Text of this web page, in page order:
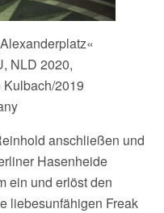
NLD 2020,
2019
anschließen und
Hasenheide
ein und erlöst den
liebesunfähigen Freak